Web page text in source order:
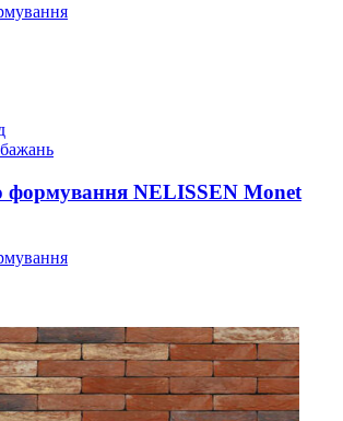
формування NELISSEN Monet